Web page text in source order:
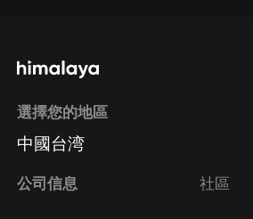
選擇您的地區
中國台湾
公司信息 社區